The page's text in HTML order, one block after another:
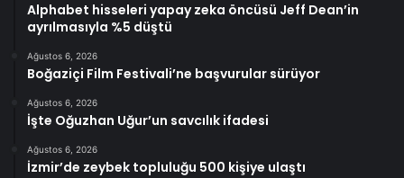
Alphabet hisseleri yapay zeka öncüsü Jeff Dean’in
ayrılmasıyla %5 düştü
Ağustos 6, 2026
Boğaziçi Film Festivali’ne başvurular sürüyor
Ağustos 6, 2026
İşte Oğuzhan Uğur’un savcılık ifadesi
Ağustos 6, 2026
İzmir’de zeybek topluluğu 500 kişiye ulaştı